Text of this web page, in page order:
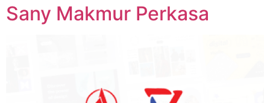
Sany Makmur Perkasa